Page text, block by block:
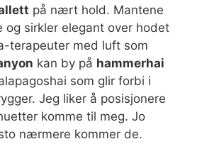
på nært hold. Mantene
og sirkler elegant over hodet
terapeuter med luft som
kan by på hammerhai
som glir forbi i
Jeg liker å posisjonere
komme til meg. Jo
nærmere kommer de.